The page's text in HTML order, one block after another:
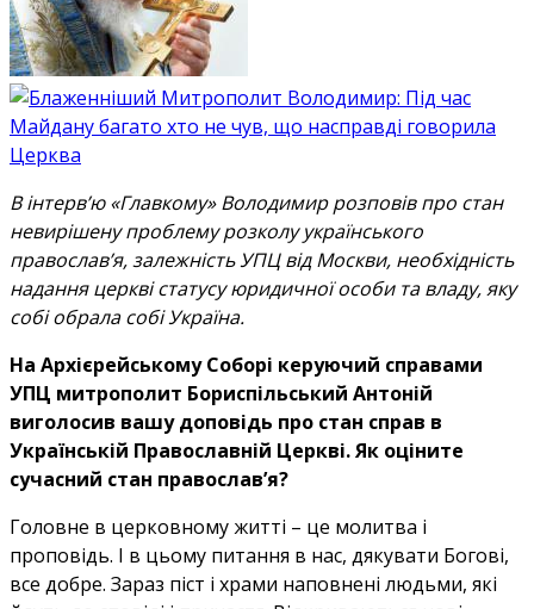
В інтерв’ю «Главкому» Володимир розповів про стан
невирішену проблему розколу українського
православ’я, залежність УПЦ від Москви, необхідність
надання церкві статусу юридичної особи та владу, яку
собі обрала собі Україна.
На Архієрейському Соборі керуючий справами
УПЦ митрополит Бориспільський Антоній
виголосив вашу доповідь про стан справ в
Українській Православній Церкві. Як оціните
сучасний стан православ’я?
Головне в церковному житті – це молитва і
проповідь. І в цьому питання в нас, дякувати Богові,
все добре. Зараз піст і храми наповнені людьми, які